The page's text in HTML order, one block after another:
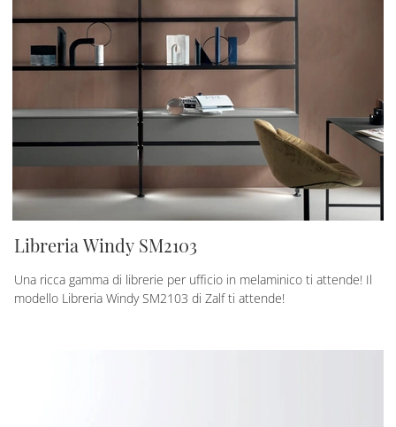
Libreria Windy SM2103
Una ricca gamma di librerie per ufficio in melaminico ti attende! Il
modello Libreria Windy SM2103 di Zalf ti attende!